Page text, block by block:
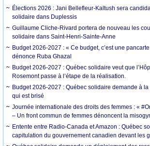
Élections 2026 : Jani Bellefleur-Kaltush sera
solidaire dans Duplessis
Guillaume Cliche-Rivard portera de nouveau les
solidaire dans Saint-Henri-Sainte-Anne
Budget 2026-2027 : « Ce budget, c’est une
dénonce Ruba Ghazal
Budget 2026-2027 : Québec solidaire veut que
Rosemont passe à l’étape de la réalisation.
Budget 2026-2027 : Québec solidaire demande à la
qui est brisé
Journée internationale des droits des femmes : «
– Un front commun de femmes dénoncent la
Entente entre Radio-Canada et Amazon : Québec
capitulation du gouvernement canadien devant les